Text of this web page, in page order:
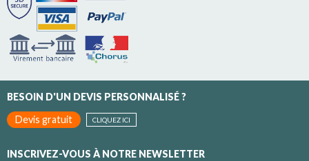
BESOIN D'UN DEVIS PERSONNALISÉ ?
Devis gratuit
CLIQUEZ ICI
INSCRIVEZ-VOUS À NOTRE NEWSLETTER